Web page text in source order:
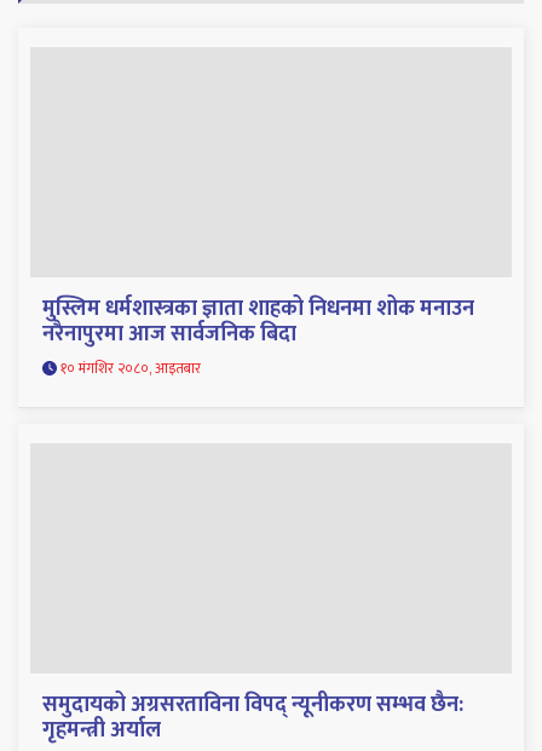
मुस्लिम धर्मशास्त्रका ज्ञाता शाहको निधनमा शोक मनाउन
नरैनापुरमा आज सार्वजनिक बिदा
१० मंगशिर २०८०, आइतबार
समुदायको अग्रसरताविना विपद् न्यूनीकरण सम्भव छैन:
गृहमन्त्री अर्याल